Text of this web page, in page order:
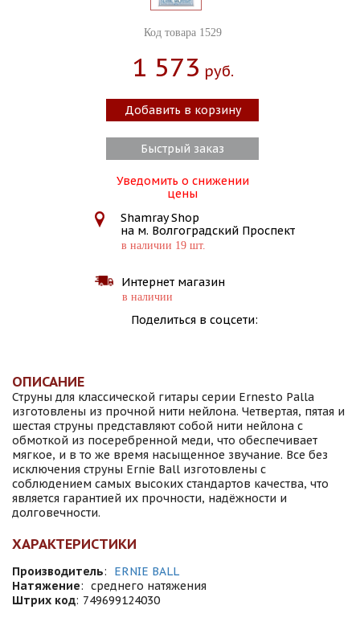
Код товара 1529
1 573 Руб.
Добавить в корзину
Быстрый заказ
Уведомить о снижении
цены
Shamray Shop
на м. Волгоградский Проспект
в наличии 19 шт.
Интернет магазин
в наличии
Поделиться в соцсети:
ОПИСАНИЕ
Струны для классической гитары серии Ernesto Palla
изготовлены из прочной нити нейлона. Четвертая, пятая и
шестая струны представляют собой нити нейлона с
обмоткой из посеребренной меди, что обеспечивает
мягкое, и в то же время насыщенное звучание. Все без
исключения струны Ernie Ball изготовлены с
соблюдением самых высоких стандартов качества, что
является гарантией их прочности, надёжности и
долговечности.
ХАРАКТЕРИСТИКИ
Производитель:
ERNIE BALL
Натяжение: среднего натяжения
Штрих код: 749699124030